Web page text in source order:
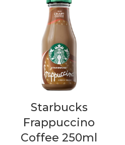
Starbucks
Frappuccino
Coffee 250ml